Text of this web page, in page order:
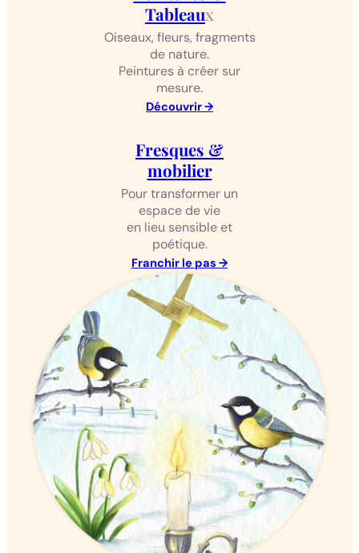
Tableaux
Oiseaux, fleurs, fragments
de nature.
Peintures à créer sur
mesure.
Découvrir →
Fresques &
mobilier
Pour transformer un
espace de vie
en lieu sensible et
poétique.
Franchir le pas →